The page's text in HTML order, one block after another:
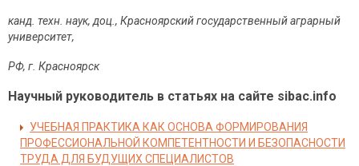
канд. техн. наук, доц., Красноярский государственный аграрный
университет,
РФ, г. Красноярск
Научный руководитель в статьях на сайте sibac.info
УЧЕБНАЯ ПРАКТИКА КАК ОСНОВА ФОРМИРОВАНИЯ
ПРОФЕССИОНАЛЬНОЙ КОМПЕТЕНТНОСТИ И БЕЗОПАСНОСТИ
ТРУДА ДЛЯ БУДУЩИХ СПЕЦИАЛИСТОВ